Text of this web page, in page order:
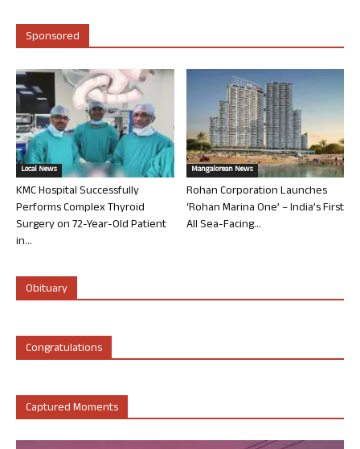
Sponsored
Local News
KMC Hospital Successfully
Performs Complex Thyroid
Surgery on 72-Year-Old Patient
in...
Mangalorean News
Rohan Corporation Launches
‘Rohan Marina One’ – India’s First
All Sea-Facing...
Obituary
Congratulations
Captured Moments